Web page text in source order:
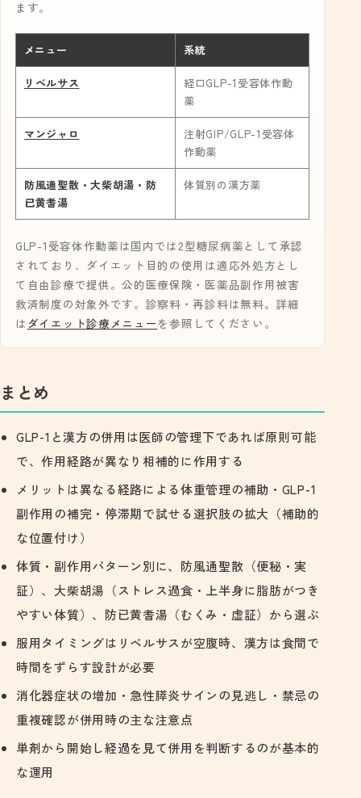
ます。
メニュー 系統
リベルサス
経口GLP-1受容体作動
薬
マンジャロ
注射GIP/GLP-1受容体
作動薬
防風通聖散・大柴胡湯・防
已黄耆湯
体質別の漢方薬
GLP-1受容体作動薬は国内では2型糖尿病薬として承認
されており、ダイエット目的の使用は適応外処方とし
て自由診療で提供。公的医療保険・医薬品副作用被害
救済制度の対象外です。診察料・再診料は無料。詳細
は ダイエット診療メニューを参照してください。
まとめ
GLP-1と漢方の併用は医師の管理下であれば原則可能
で、作用経路が異なり相補的に作用する
メリットは異なる経路による体重管理の補助・GLP-1
副作用の補完・停滞期で試せる選択肢の拡大（補助的
な位置付け）
体質・副作用パターン別に、防風通聖散（便秘・実
証）、大柴胡湯（ストレス過食・上半身に脂肪がつき
やすい体質）、防已黄耆湯（むくみ・虚証）から選ぶ
服用タイミングはリベルサスが空腹時、漢方は食間で
時間をずらす設計が必要
消化器症状の増加・急性膵炎サインの見逃し・禁忌の
重複確認が併用時の主な注意点
単剤から開始し経過を見て併用を判断するのが基本的
な運用